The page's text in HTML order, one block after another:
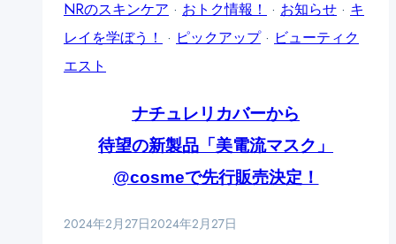
一
じ
ゃ
な
──
NRのスキンケア · おトク情報！ · お知らせ · キ
レイを学ぼう！ · ピックアップ· ビューティク
エスト
ナチュレリカバーから
待望の新製品「美電流マスク」
@cosmeで先行販売決定！
2024年2月27日2024年2月27日